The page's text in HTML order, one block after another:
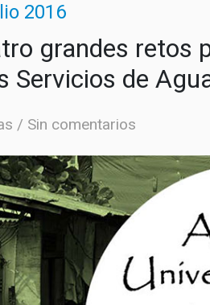
DE DRENAJE URBANO SOSTENIBLES
DE RESIDUOS SÓLIDOS
COMUNICACIÓN Y
2016
grandes retos
Servicios de
Sin comentarios